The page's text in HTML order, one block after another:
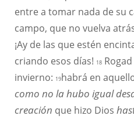
entre a tomar nada de su
campo, que no vuelva
¡Ay de las que estén
criando esos días! 18
invierno: 19habrá en
como no la hubo igual
creación que hizo Dios